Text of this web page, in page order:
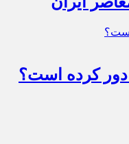
دور کرده است؟